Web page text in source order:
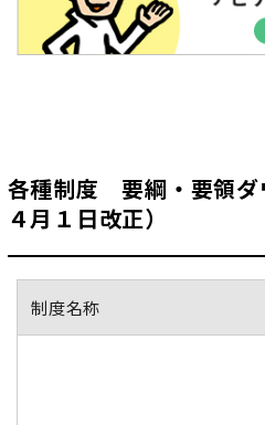
各種制度 要綱・要領ダ
４月１日改正）
制度名称